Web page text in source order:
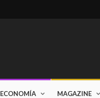
ECONOMÍA MAGAZINE